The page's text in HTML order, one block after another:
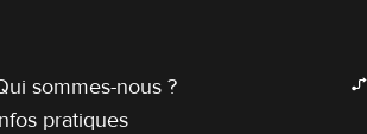
sommes-nous ?
pratiques